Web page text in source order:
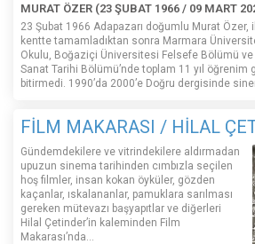
MURAT ÖZER (23 ŞUBAT 1966 / 09 MART
23 Şubat 1966 Adapazarı doğumlu Murat Özer,
kentte tamamladıktan sonra Marmara
Okulu, Boğaziçi Üniversitesi Felsefe Bölümü
Sanat Tarihi Bölümü’nde toplam 11 yıl öğrenim
bitirmedi. 1990’da 2000’e Doğru dergisinde
FİLM MAKARASI / HİLAL
Gündemdekilere ve vitrindekilere aldırmadan
upuzun sinema tarihinden cımbızla seçilen
hoş filmler, insan kokan öyküler, gözden
kaçanlar, ıskalananlar, pamuklara sarılması
gereken mütevazı başyapıtlar ve diğerleri
Hilal Çetinder’in kaleminden Film
Makarası’nda…